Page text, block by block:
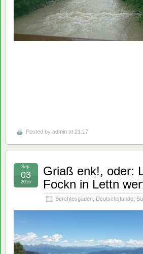
Posted by admin at 21:17
Griaß enk!, oder:
Fockn in Lettn
Berchtesgaden Deutschstunde
Sep.
03
2016